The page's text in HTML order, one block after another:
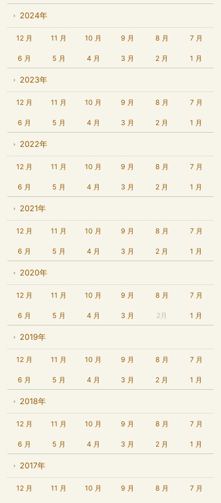
2024年
12 月 11 月 10 月 9 月 8 月 7 月
6 月 5 月 4 月 3 月 2 月 1 月
2023年
12 月 11 月 10 月 9 月 8 月 7 月
6 月 5 月 4 月 3 月 2 月 1 月
2022年
12 月 11 月 10 月 9 月 8 月 7 月
6 月 5 月 4 月 3 月 2 月 1 月
2021年
12 月 11 月 10 月 9 月 8 月 7 月
6 月 5 月 4 月 3 月 2 月 1 月
2020年
12 月 11 月 10 月 9 月 8 月 7 月
6 月 5 月 4 月 3 月 2月 1 月
2019年
12 月 11 月 10 月 9 月 8 月 7 月
6 月 5 月 4 月 3 月 2 月 1 月
2018年
12 月 11 月 10 月 9 月 8 月 7 月
6 月 5 月 4 月 3 月 2 月 1 月
2017年
12 月 11 月 10 月 9 月 8 月 7 月